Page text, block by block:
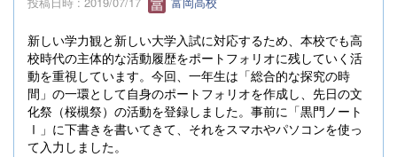
新しい学力観と新しい大学入試に対応するため、本校でも高
校時代の主体的な活動履歴をポートフォリオに残していく活
動を重視しています。今回、一年生は「総合的な探究の時
間」の一環として自身のポートフォリオを作成し、先日の文
化祭（桜槻祭）の活動を登録しました。事前に「黒門ノート
Ⅰ」に下書きを書いてきて、それをスマホやパソコンを使っ
て入力しました。